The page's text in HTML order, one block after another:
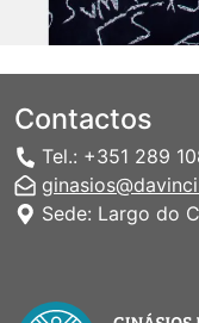
Contactos
Tel.: +351 289
Sede: Largo do